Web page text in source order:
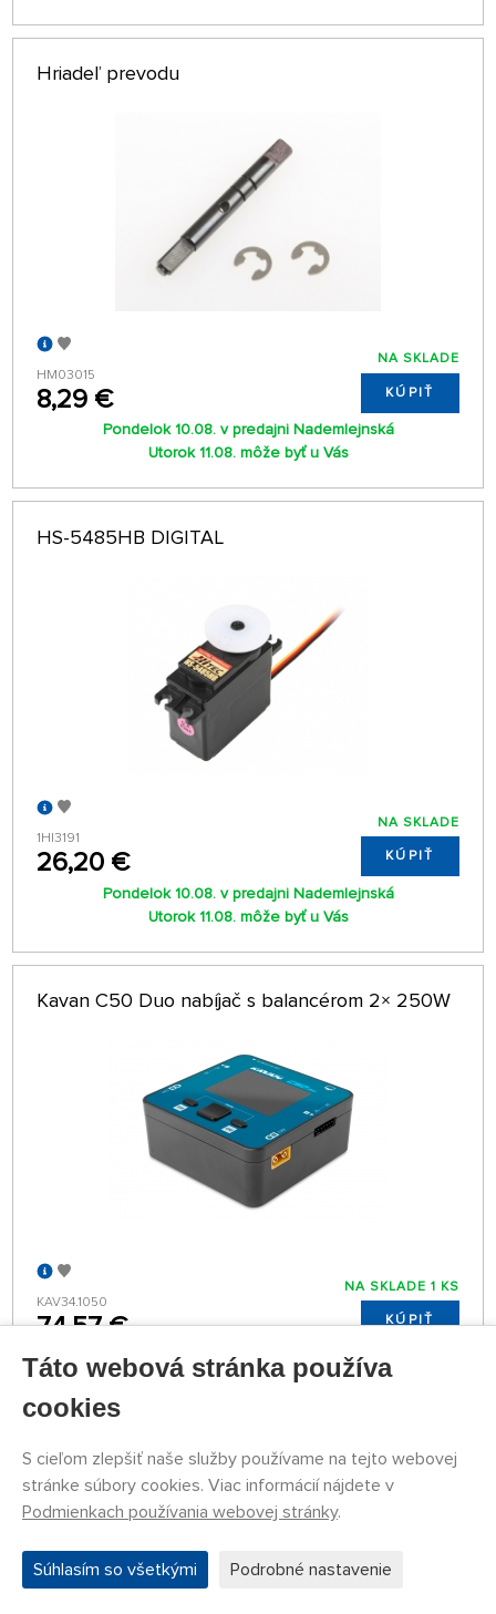
Hriadeľ prevodu
HM03015
8,29 €
NA SKLADE
KÚPIŤ
Pondelok 10.08. v predajni Nademlejnská
Utorok 11.08. môže byť u Vás
HS-5485HB DIGITAL
1HI3191
26,20 €
NA SKLADE
KÚPIŤ
Pondelok 10.08. v predajni Nademlejnská
Utorok 11.08. môže byť u Vás
Kavan C50 Duo nabíjač s balancérom 2× 250W
KAV34.1050
74,57 €
NA SKLADE 1 KS
KÚPIŤ
Pondelok 10.08. môže byť u Vás
Táto webová stránka používa
cookies
S cieľom zlepšiť naše služby používame na tejto webovej
stránke súbory cookies. Viac informácií nájdete v
Podmienkach používania webovej stránky.
Súhlasím so všetkými Podrobné nastavenie